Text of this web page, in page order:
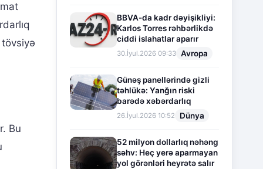
Bu
BBVA-da kadr dəyişikliyi:
Karlos Torres rəhbərlikdə
ciddi islahatlar aparır
30.İyul.2026 09:33 Avropa
Günəş panellərində gizli
təhlükə: Yanğın riski
barədə xəbərdarlıq
26.İyul.2026 10:52 Dünya
52 milyon dollarlıq nəhəng
səhv: Heç yerə aparmayan
yol görənləri heyrətə salır